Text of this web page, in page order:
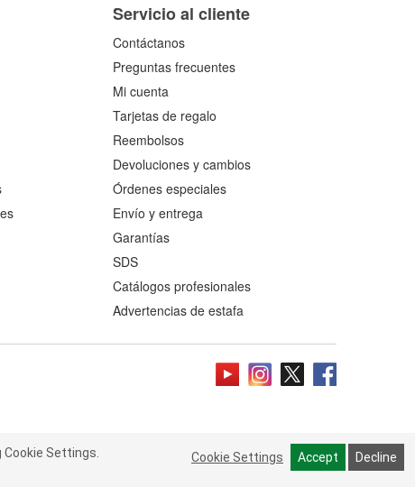
Cookie Settings. Cookie Settings Accept Decline
Servicio al cliente
Contáctanos
Preguntas frecuentes
Mi cuenta
Tarjetas de regalo
Reembolsos
Devoluciones y cambios
Órdenes especiales
Envío y entrega
Garantías
SDS
Catálogos profesionales
Advertencias de estafa
Settings.
Cookie Settings Accept Decline